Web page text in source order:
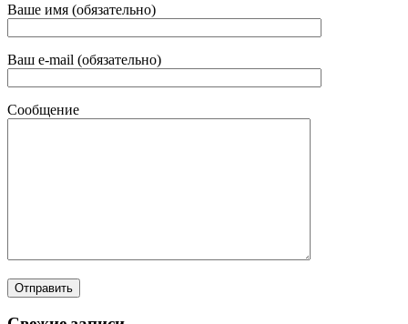
Ваше имя (обязательно)
Ваш e-mail (обязательно)
Сообщение